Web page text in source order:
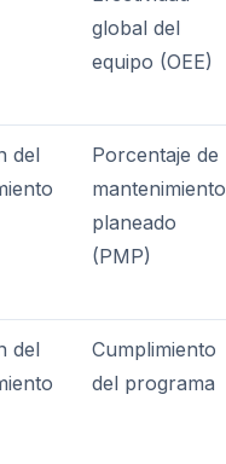
global del
equipo (OEE)
del
Porcentaje de
mantenimiento
planeado
(PMP)
del
Cumplimiento
del programa